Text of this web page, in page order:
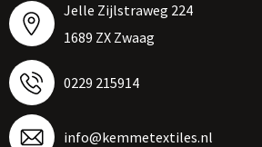
Jelle Zijlstraweg 224
1689 ZX Zwaag
0229 215914
info@kemmetextiles.nl